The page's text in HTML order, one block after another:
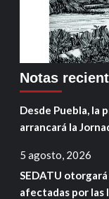
Notas
Desde Puebla, la
arrancará la
5 agosto, 2026
SEDATU
afectadas por las